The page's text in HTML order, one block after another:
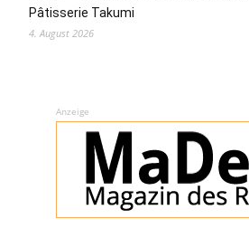
Pâtisserie Takumi
4. August 2026
Anzeige